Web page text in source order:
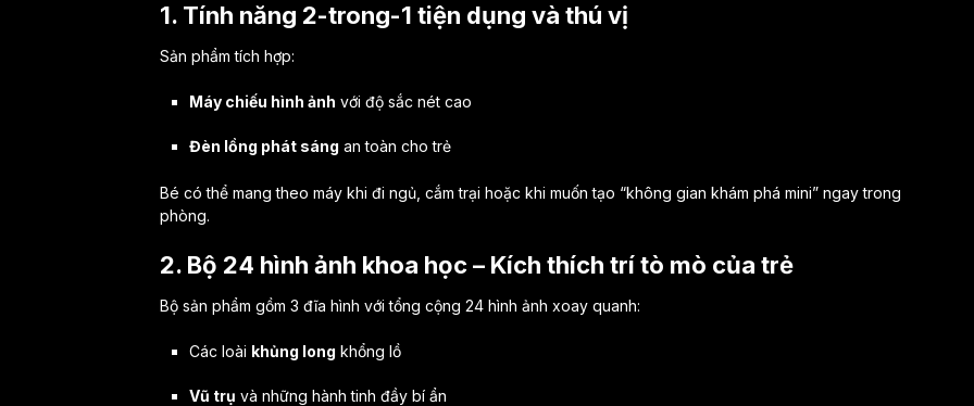
1. Tính năng 2-trong-1 tiện dụng và thú vị
Sản phẩm tích hợp:
Máy chiếu hình ảnh với độ sắc nét cao
Đèn lồng phát sáng an toàn cho trẻ
Bé có thể mang theo máy khi đi ngủ, cắm trại hoặc khi muốn tạo “không gian khám phá mini” ngay trong
phòng.
2. Bộ 24 hình ảnh khoa học – Kích thích trí tò mò của trẻ
Bộ sản phẩm gồm 3 đĩa hình với tổng cộng 24 hình ảnh xoay quanh:
Các loài khủng long khổng lồ
Vũ trụ và những hành tinh đầy bí ẩn